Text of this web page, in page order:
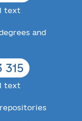
text
and
315
text